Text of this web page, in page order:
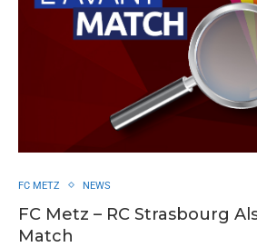
FC METZ NEWS
FC Metz – RC Strasbourg
Match